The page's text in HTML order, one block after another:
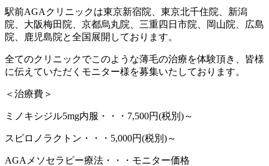
駅前AGAクリニックは東京新宿院、東京北千住院、新潟
院、大阪梅田院、京都烏丸院、三重四日市院、岡山院、広島
院、鹿児島院と全国展開しております。
全てのクリニックでこのような薄毛の治療を体験頂き、皆様
に伝えていただくモニター様を募集いたしております。
＜治療費＞
ミノキシジル5mg内服・・・7,500円(税別)～
スピロノラクトン・・・5,000円(税別)～
AGAメソセラピー療法・・・モニター価格